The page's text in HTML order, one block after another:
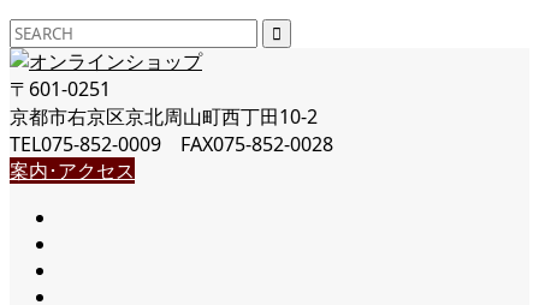
〒601-0251
京都市右京区京北周山町西丁田10-2
TEL075-852-0009 FAX075-852-0028
案内･アクセス